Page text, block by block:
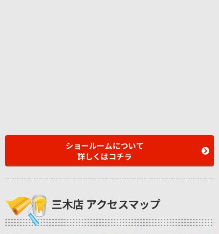
ショールームについて
詳しくはコチラ
三木店 アクセスマップ